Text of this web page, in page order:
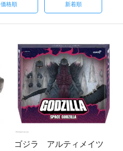
価格順 新着順
ゴジラ アルティメイツ